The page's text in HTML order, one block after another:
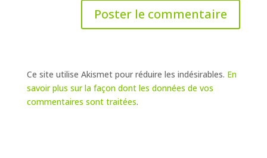
Ce site utilise Akismet pour réduire les indésirables. En
savoir plus sur la façon dont les données de vos
commentaires sont traitées.